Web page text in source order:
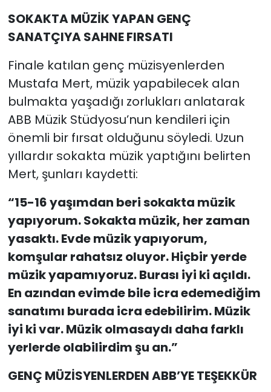
SOKAKTA MÜZİK YAPAN GENÇ
SANATÇIYA SAHNE FIRSATI
Finale katılan genç müzisyenlerden
Mustafa Mert, müzik yapabilecek alan
bulmakta yaşadığı zorlukları anlatarak
ABB Müzik Stüdyosu’nun kendileri için
önemli bir fırsat olduğunu söyledi. Uzun
yıllardır sokakta müzik yaptığını belirten
Mert, şunları kaydetti:
“15-16 yaşımdan beri sokakta müzik
yapıyorum. Sokakta müzik, her zaman
yasaktı. Evde müzik yapıyorum,
komşular rahatsız oluyor. Hiçbir yerde
müzik yapamıyoruz. Burası iyi ki açıldı.
En azından evimde bile icra edemediğim
sanatımı burada icra edebilirim. Müzik
iyi ki var. Müzik olmasaydı daha farklı
yerlerde olabilirdim şu an.”
GENÇ MÜZİSYENLERDEN ABB’YE TEŞEKKÜR